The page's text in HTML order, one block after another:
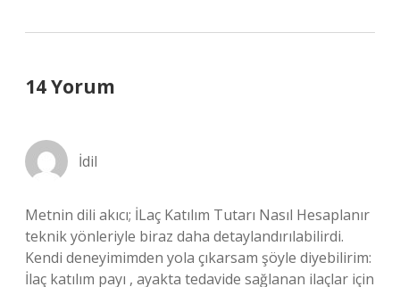
14 Yorum
İdil
Metnin dili akıcı; İLaç Katılım Tutarı Nasıl Hesaplanır
teknik yönleriyle biraz daha detaylandırılabilirdi.
Kendi deneyimimden yola çıkarsam şöyle diyebilirim:
İlaç katılım payı , ayakta tedavide sağlanan ilaçlar için